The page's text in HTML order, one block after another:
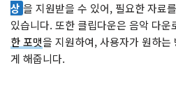
상 을 지원받을 수 있어, 필요한 자료
있습니다. 또한 클립다운은 음악 다운
한 포맷을 지원하여, 사용자가 원하는
게 해줍니다.